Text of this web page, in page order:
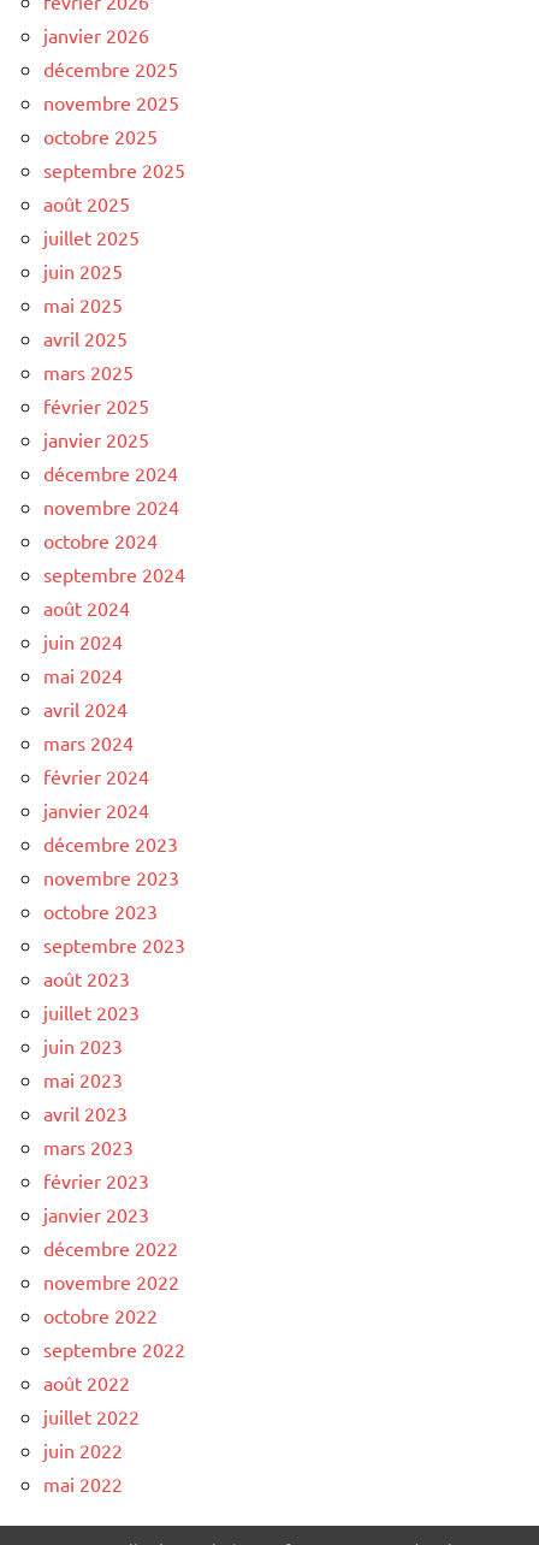
janvier 2026
décembre 2025
novembre 2025
octobre 2025
septembre 2025
août 2025
juillet 2025
juin 2025
mai 2025
avril 2025
mars 2025
février 2025
janvier 2025
décembre 2024
novembre 2024
octobre 2024
septembre 2024
août 2024
juin 2024
mai 2024
avril 2024
mars 2024
février 2024
janvier 2024
décembre 2023
novembre 2023
octobre 2023
septembre 2023
août 2023
juillet 2023
juin 2023
mai 2023
avril 2023
mars 2023
février 2023
janvier 2023
décembre 2022
novembre 2022
octobre 2022
septembre 2022
août 2022
juillet 2022
juin 2022
mai 2022